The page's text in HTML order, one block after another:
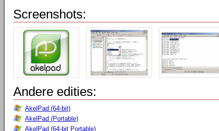
Screenshots:
Andere edities:
AkelPad (64-bit)
AkelPad (Portable)
AkelPad (64-bit Portable)